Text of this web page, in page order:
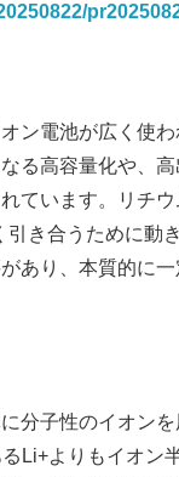
ン電池が広く使
る高容量化や、
ています。リチ
き合うために動
あり、本質的に
分子性のイオン
Li+よりもイオン